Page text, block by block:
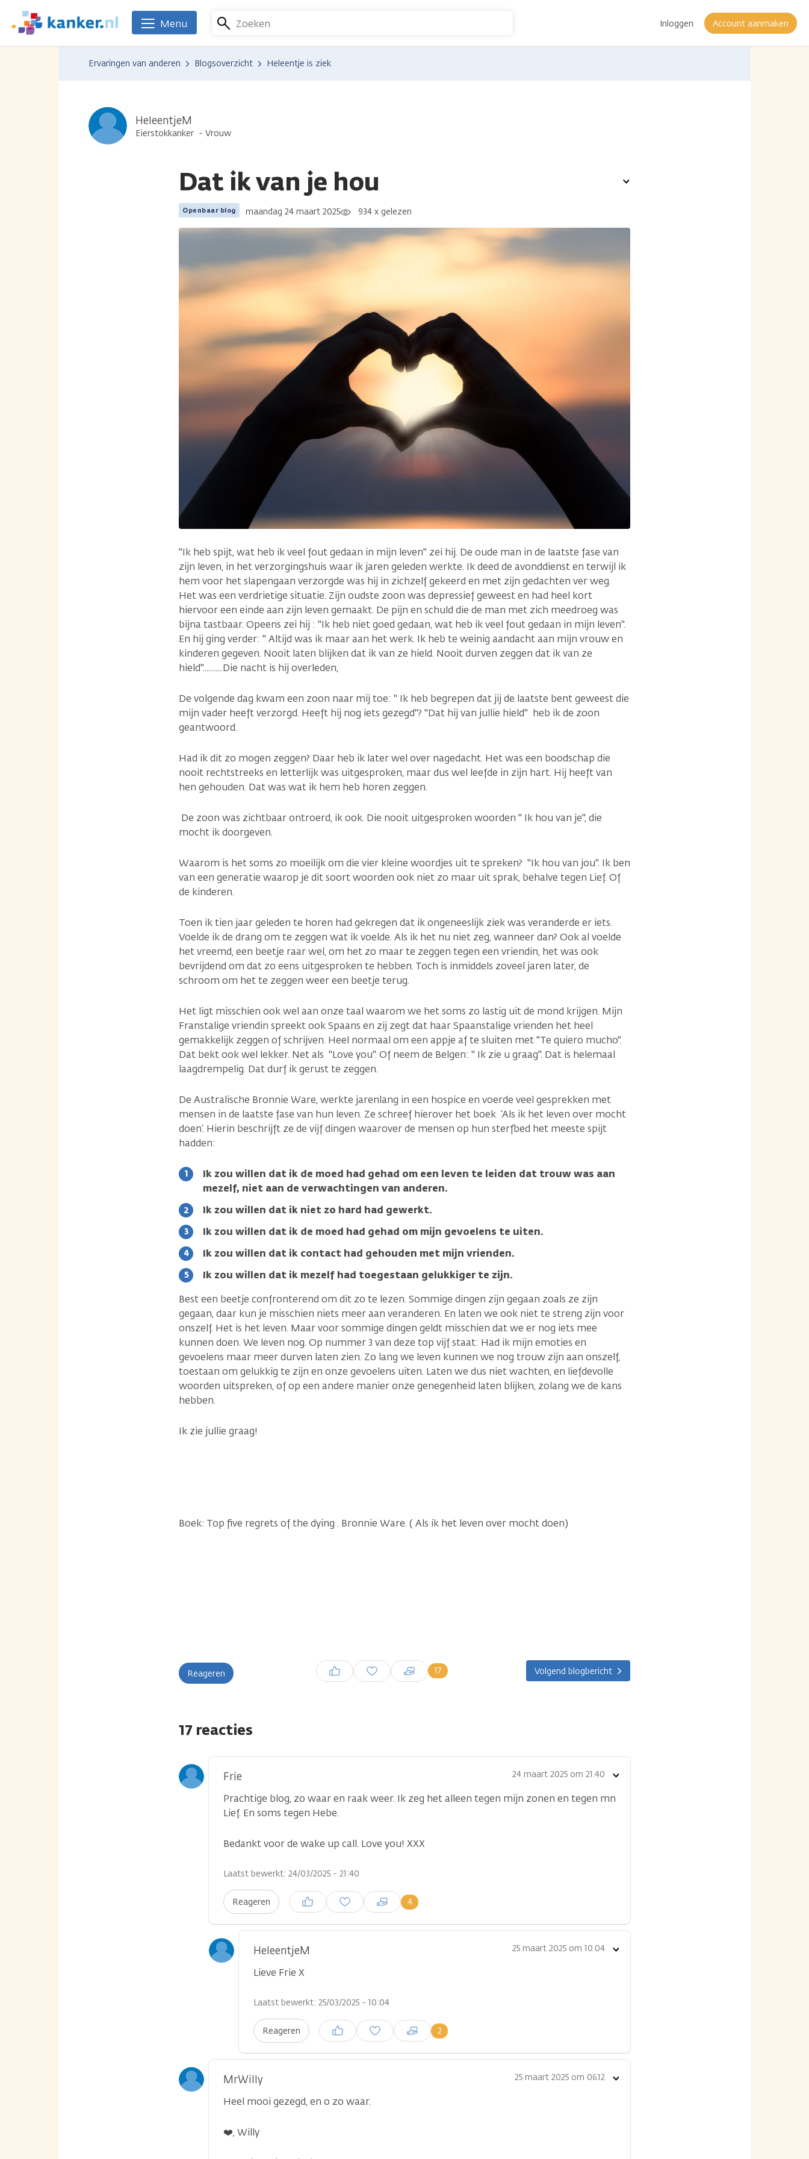
naar
We
zijn
Zoeken Inloggen Account aanmaken
Menu
Ervaringen van anderen Blogsoverzicht Heleentje is ziek
HeleentjeM
Eierstokkanker Vrouw
Dat ik van je hou
Openbaar blog maandag 24 maart 2025 934 x gelezen
"Ik heb spijt, wat heb ik veel fout gedaan in mijn leven" zei hij. De oude man in de laatste fase van
zijn leven, in het verzorgingshuis waar ik jaren geleden werkte. Ik deed de avonddienst en terwijl ik
hem voor het slapengaan verzorgde was hij in zichzelf gekeerd en met zijn gedachten ver weg.
Het was een verdrietige situatie. Zijn oudste zoon was depressief geweest en had heel kort
hiervoor een einde aan zijn leven gemaakt. De pijn en schuld die de man met zich meedroeg was
bijna tastbaar. Opeens zei hij : "Ik heb niet goed gedaan, wat heb ik veel fout gedaan in mijn leven".
En hij ging verder: " Altijd was ik maar aan het werk. Ik heb te weinig aandacht aan mijn vrouw en
kinderen gegeven. Nooit laten blijken dat ik van ze hield. Nooit durven zeggen dat ik van ze
hield"...........Die nacht is hij overleden,
De volgende dag kwam een zoon naar mij toe: " Ik heb begrepen dat jij de laatste bent geweest die
mijn vader heeft verzorgd. Heeft hij nog iets gezegd"? "Dat hij van jullie hield" heb ik de zoon
geantwoord.
Had ik dit zo mogen zeggen? Daar heb ik later wel over nagedacht. Het was een boodschap die
nooit rechtstreeks en letterlijk was uitgesproken, maar dus wel leefde in zijn hart. Hij heeft van
hen gehouden. Dat was wat ik hem heb horen zeggen.
De zoon was zichtbaar ontroerd, ik ook. Die nooit uitgesproken woorden " Ik hou van je", die
mocht ik doorgeven.
Waarom is het soms zo moeilijk om die vier kleine woordjes uit te spreken? "Ik hou van jou". Ik ben
van een generatie waarop je dit soort woorden ook niet zo maar uit sprak, behalve tegen Lief. Of
de kinderen.
Toen ik tien jaar geleden te horen had gekregen dat ik ongeneeslijk ziek was veranderde er iets.
Voelde ik de drang om te zeggen wat ik voelde. Als ik het nu niet zeg, wanneer dan? Ook al voelde
het vreemd, een beetje raar wel, om het zo maar te zeggen tegen een vriendin, het was ook
bevrijdend om dat zo eens uitgesproken te hebben. Toch is inmiddels zoveel jaren later, de
schroom om het te zeggen weer een beetje terug.
Het ligt misschien ook wel aan onze taal waarom we het soms zo lastig uit de mond krijgen. Mijn
Franstalige vriendin spreekt ook Spaans en zij zegt dat haar Spaanstalige vrienden het heel
gemakkelijk zeggen of schrijven. Heel normaal om een appje af te sluiten met "Te quiero mucho".
Dat bekt ook wel lekker. Net als "Love you". Of neem de Belgen: " Ik zie u graag". Dat is helemaal
laagdrempelig. Dat durf ik gerust te zeggen.
De Australische Bronnie Ware, werkte jarenlang in een hospice en voerde veel gesprekken met
mensen in de laatste fase van hun leven. Ze schreef hierover het boek ‘Als ik het leven over mocht
doen’. Hierin beschrijft ze de vijf dingen waarover de mensen op hun sterfbed het meeste spijt
hadden:
Ik zou willen dat ik de moed had gehad om een leven te leiden dat trouw was aan
mezelf, niet aan de verwachtingen van anderen.
Ik zou willen dat ik niet zo hard had gewerkt.
Ik zou willen dat ik de moed had gehad om mijn gevoelens te uiten.
Ik zou willen dat ik contact had gehouden met mijn vrienden.
Ik zou willen dat ik mezelf had toegestaan gelukkiger te zijn.
Best een beetje confronterend om dit zo te lezen. Sommige dingen zijn gegaan zoals ze zijn
gegaan, daar kun je misschien niets meer aan veranderen. En laten we ook niet te streng zijn voor
onszelf. Het is het leven. Maar voor sommige dingen geldt misschien dat we er nog iets mee
kunnen doen. We leven nog. Op nummer 3 van deze top vijf staat: Had ik mijn emoties en
gevoelens maar meer durven laten zien. Zo lang we leven kunnen we nog trouw zijn aan onszelf,
toestaan om gelukkig te zijn en onze gevoelens uiten. Laten we dus niet wachten, en liefdevolle
woorden uitspreken, of op een andere manier onze genegenheid laten blijken, zolang we de kans
hebben.
Ik zie jullie graag!
Boek: Top five regrets of the dying . Bronnie Ware. ( Als ik het leven over mocht doen)
Reageren 17
Inloggen om een reactie te
plaatsen
Volgend blogbericht
Toon
17 reacties
Frie 24 maart 2025 om 21.40
Prachtige blog, zo waar en raak weer. Ik zeg het alleen tegen mijn zonen en tegen mn
Lief. En soms tegen Hebe.
Bedankt voor de wake up call. Love you! XXX
Laatst bewerkt: 24/03/2025 - 21:40
Reageren 4
Inloggen om een reactie te
plaatsen
Toon
HeleentjeM 25 maart 2025 om 10.04
Lieve Frie X
Laatst bewerkt: 25/03/2025 - 10:04
Reageren 2
Inloggen om een reactie te
plaatsen
Toon
MrWilly 25 maart 2025 om 06.12
Heel mooi gezegd, en o zo waar.
❤️, Willy
Toon